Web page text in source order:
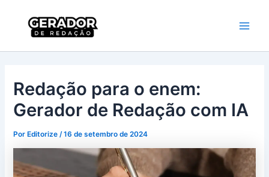
conteúdo
Redação para o enem:
Gerador de Redação com IA
Por Editorize/16 de setembro de 2024